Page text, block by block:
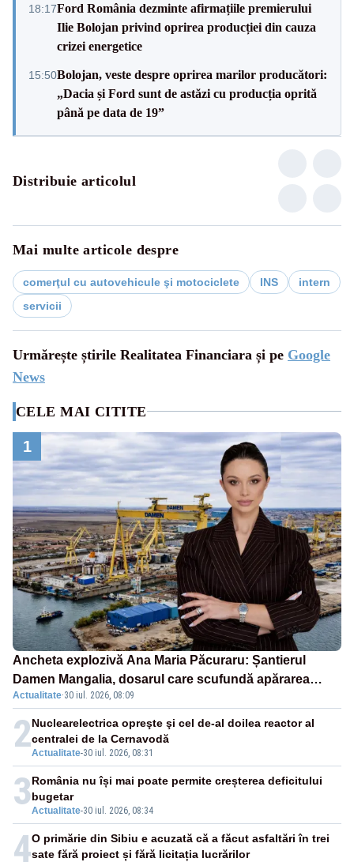
18:17Ford România dezminte afirmațiile premierului
Ilie Bolojan privind oprirea producției din cauza
crizei energetice
15:50Bolojan, veste despre oprirea marilor producători:
„Dacia și Ford sunt de astăzi cu producția oprită
până pe data de 19”
Distribuie articolul
Mai multe articole despre
comerţul cu autovehicule şi motociclete INS
intern
servicii
Urmărește știrile Realitatea Financiara și pe Google
News
CELE MAI CITITE
1
Ancheta explozivă Ana Maria Păcuraru: Șantierul
Damen Mangalia, dosarul care scufundă apărarea
României
Actualitate·30 iul. 2026, 08:09
2Actualitate-30 iul. 2026, 08:31
Nuclearelectrica opreşte şi cel de-al doilea reactor al
centralei de la Cernavodă
3Actualitate-30 iul. 2026, 08:34
România nu își mai poate permite creșterea deficitului
bugetar
4O primărie din Sibiu e acuzată că a făcut asfaltări în trei
sate fără proiect și fără licitația lucrărilor